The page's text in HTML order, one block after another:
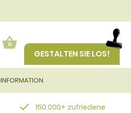
0
GESTALTEN SIE LOS!
INFORMATION
150.000+ zufriedene